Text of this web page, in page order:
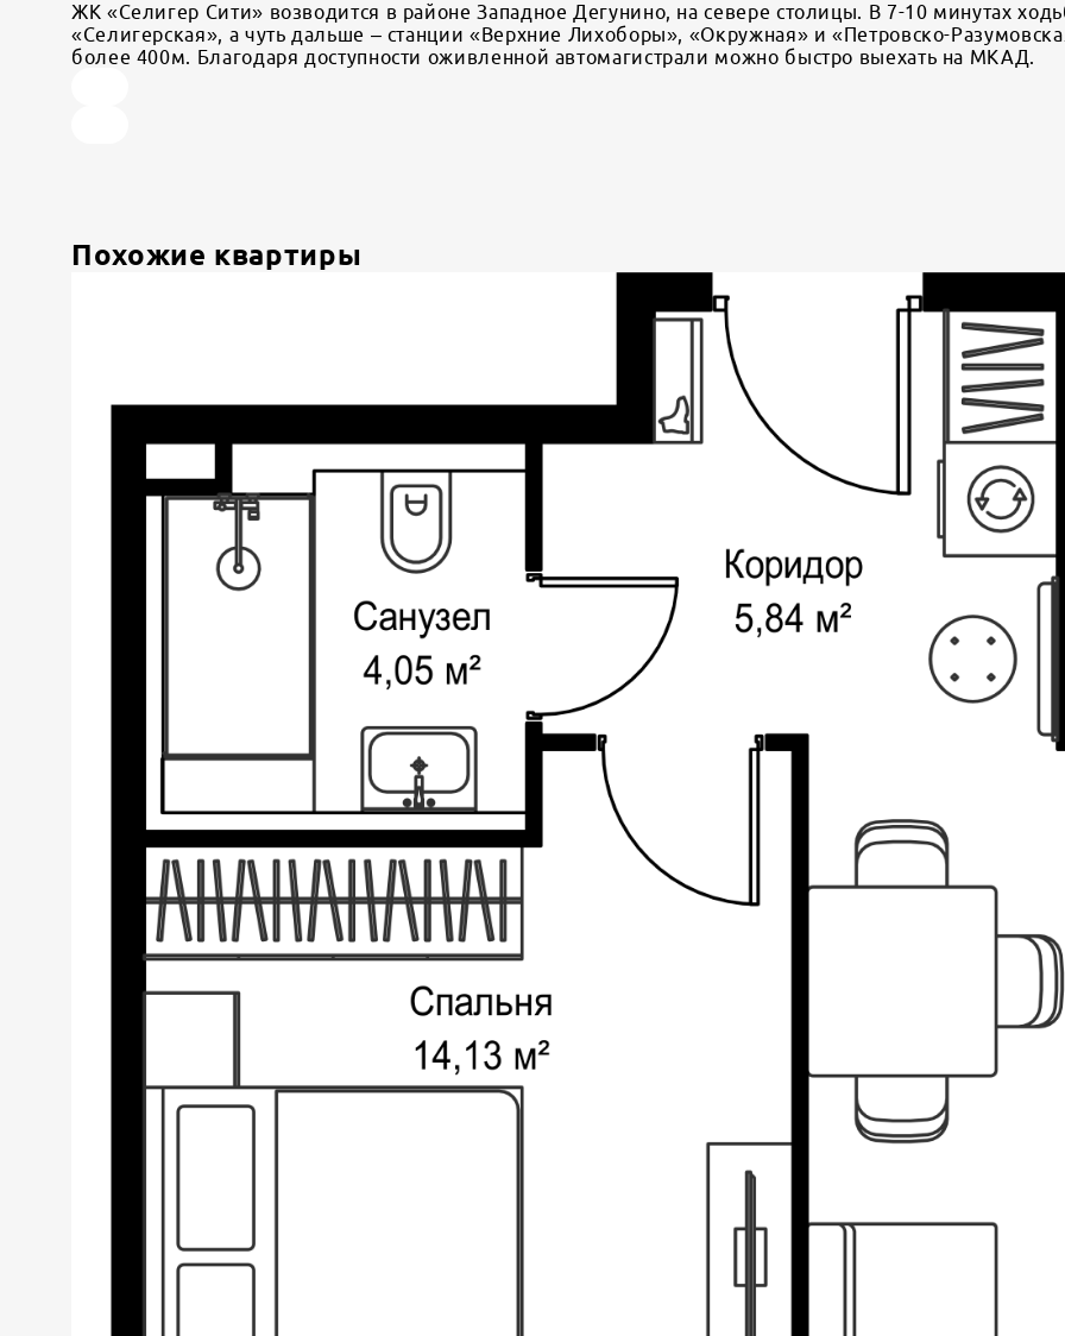
ЖК «Селигер Сити» возводится в районе Западное Дегунино, на севере столицы. В 7-10 минутах
«Селигерская», а чуть дальше – станции «Верхние Лихоборы», «Окружная» и «Петровско-
более 400м. Благодаря доступности оживленной автомагистрали можно быстро выехать на МКАД.
Похожие квартиры